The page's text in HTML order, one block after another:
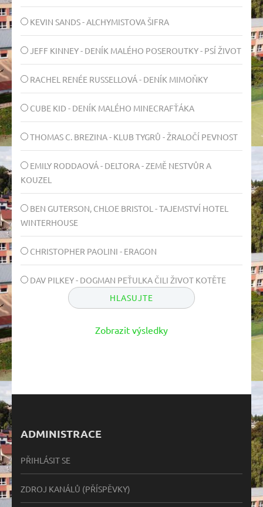
KEVIN SANDS - ALCHYMISTOVA ŠIFRA
JEFF KINNEY - DENÍK MALÉHO POSEROUTKY - PSÍ ŽIVOT
RACHEL RENÉE RUSSELLOVÁ - DENÍK MIMOŇKY
CUBE KID - DENÍK MALÉHO MINECRAFŤÁKA
THOMAS C. BREZINA - KLUB TYGRŮ - ŽRALOČÍ PEVNOST
EMILY RODDAOVÁ - DELTORA - ZEMĚ NESTVŮR A
KOUZEL
BEN GUTERSON, CHLOE BRISTOL - TAJEMSTVÍ HOTEL
WINTERHOUSE
CHRISTOPHER PAOLINI - ERAGON
DAV PILKEY - DOGMAN PEŤULKA ČILI ŽIVOT KOTĚTE
Zobrazit výsledky
ADMINISTRACE
PŘIHLÁSIT SE
ZDROJ KANÁLŮ (PŘÍSPĚVKY)